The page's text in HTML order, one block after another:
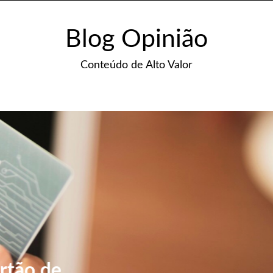
Blog Opinião
Conteúdo de Alto Valor